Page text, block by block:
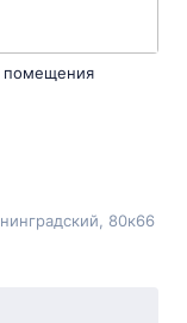
помещения
, 80к66